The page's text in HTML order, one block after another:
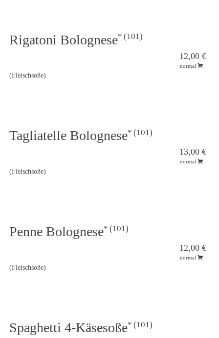
Rigatoni Bolognese 101
12,00 €
normal
(Fleischsoße)
Tagliatelle Bolognese 101
13,00 €
normal
(Fleischsoße)
Penne Bolognese 101
12,00 €
normal
(Fleischsoße)
Spaghetti 4-Käsesoße 101